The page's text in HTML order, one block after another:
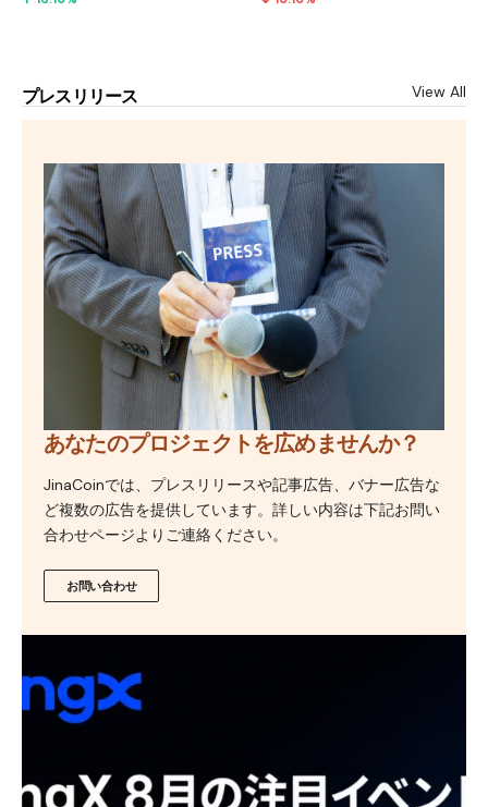
プレスリリース View All
あなたのプロジェクトを広めませんか？
JinaCoinでは、プレスリリースや記事広告、バナー広告な
ど複数の広告を提供しています。詳しい内容は下記お問い
合わせページよりご連絡ください。
お問い合わせ